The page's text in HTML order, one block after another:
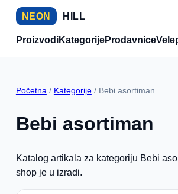
NEON HILL
ProizvodiKategorijeProdavnice
Početna / Kategorije/ Bebi asortiman
Bebi asortiman
Katalog artikala za kategoriju Bebi
shop je u izradi.